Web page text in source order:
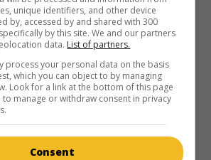
sur mes écrans
V.O.: Rear Window
de Alfred Hitchcock avec James Stewart
Corey
. En observant ses voisins, un
un meurtre et tente de confondre
l'assassin.
unique identifiers, and other device
by, accessed by and shared with 300
by this site. We and our partners
data. List of partners.
process your personal data on the basis
which you can object to by managing
Look for a link at the bottom of this page
to manage or withdraw consent in privacy
Consent